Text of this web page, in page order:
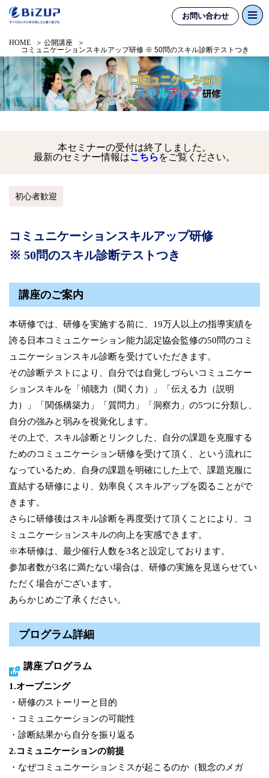
お問い合わせ
HOME
公開講座
コミュニケーションスキルアップ研修 ※ 50問のスキル診断テストつき
本セミナーの受付は終了しました。
最新のセミナー情報はこちら をご覧ください。
初心者歓迎
コミュニケーションスキルアップ研修
※ 50問のスキル診断テストつき
講座のご案内
本研修では、研修を実施する前に、19万人以上の指導実績を
誇る日本コミュニケーション能力認定協会監修の50問のコミ
ュニケーションスキル診断を受けていただきます。
その診断テストにより、自分では自覚しづらいコミュニケー
ションスキルを「傾聴力（聞く力）」「伝える力（説明
力）」「関係構築力」「質問力」「洞察力」の5つに分類し、
自分の強みと弱みを視覚化します。
その上で、スキル診断とリンクした、自分の課題を克服する
ためのコミュニケーション研修を受けて頂く、という流れに
なっているため、自身の課題を明確にした上で、課題克服に
直結する研修により、効率良くスキルアップを図ることがで
きます。
さらに研修後はスキル診断を再度受けて頂くことにより、コ
ミュニケーションスキルの向上を実感できます。
※本研修は、最少催行人数を3名と設定しております。
参加者数が3名に満たない場合は、研修の実施を見送らせてい
ただく場合がございます。
あらかじめご了承ください。
プログラム詳細
講座プログラム
1.オープニング
・研修のストーリーと目的
・コミュニケーションの可能性
・診断結果から自分を振り返る
2.コミュニケーションの前提
・なぜコミュニケーションミスが起こるのか（観念のメガ